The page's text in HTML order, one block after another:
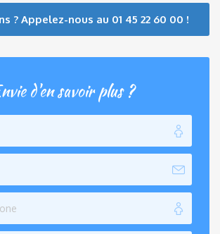
? Appelez-nous au 01 45 22 60 00 !
d'en savoir plus ?